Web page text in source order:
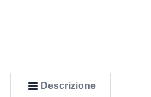
Descrizione